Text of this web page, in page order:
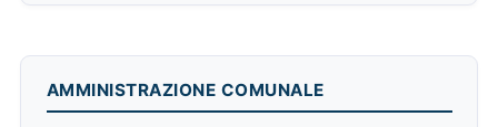
AMMINISTRAZIONE COMUNALE